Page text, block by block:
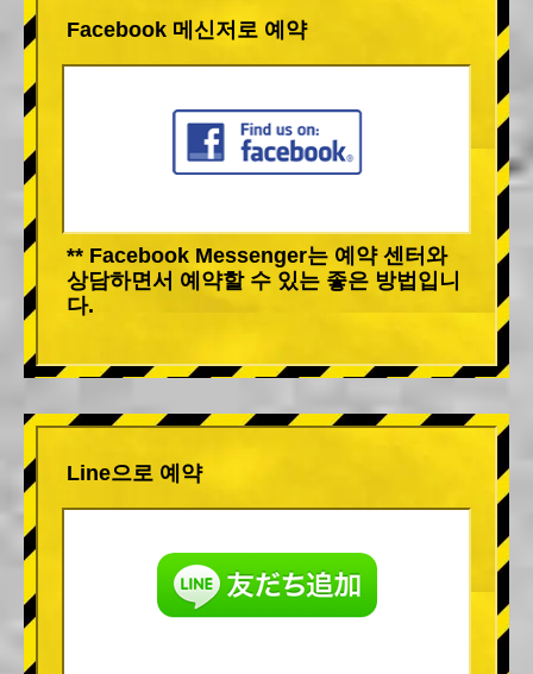
Facebook 메신저로 예약
** Facebook Messenger는 예약 센터와
상담하면서 예약할 수 있는 좋은 방법입니
다.
Line으로 예약